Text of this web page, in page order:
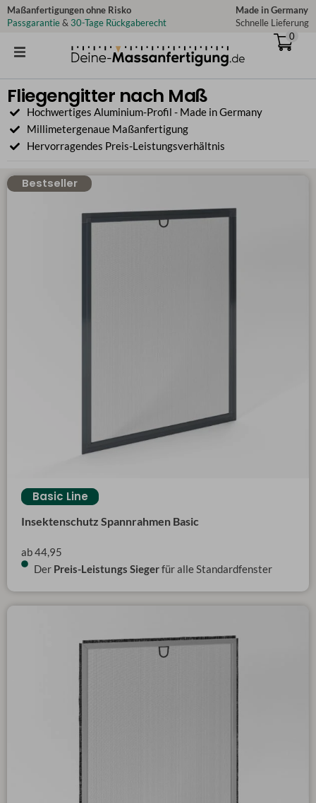
Zum
Inhalt
Maßanfertigungen ohne Risko
Passgarantie& 30-Tage Rückgaberecht
Made in Germany
Schnelle Lieferung
0
Fliegengitter nach Maß
Hochwertiges Aluminium-Profil - Made in Germany
Millimetergenaue Maßanfertigung
Hervorragendes Preis-Leistungsverhältnis
Bestseller
Insektenschutz Spannrahmen Basic
Basic Line
Basic Line
ab 44,95
Der Preis-Leistungs Siegerfür alle Standardfenster